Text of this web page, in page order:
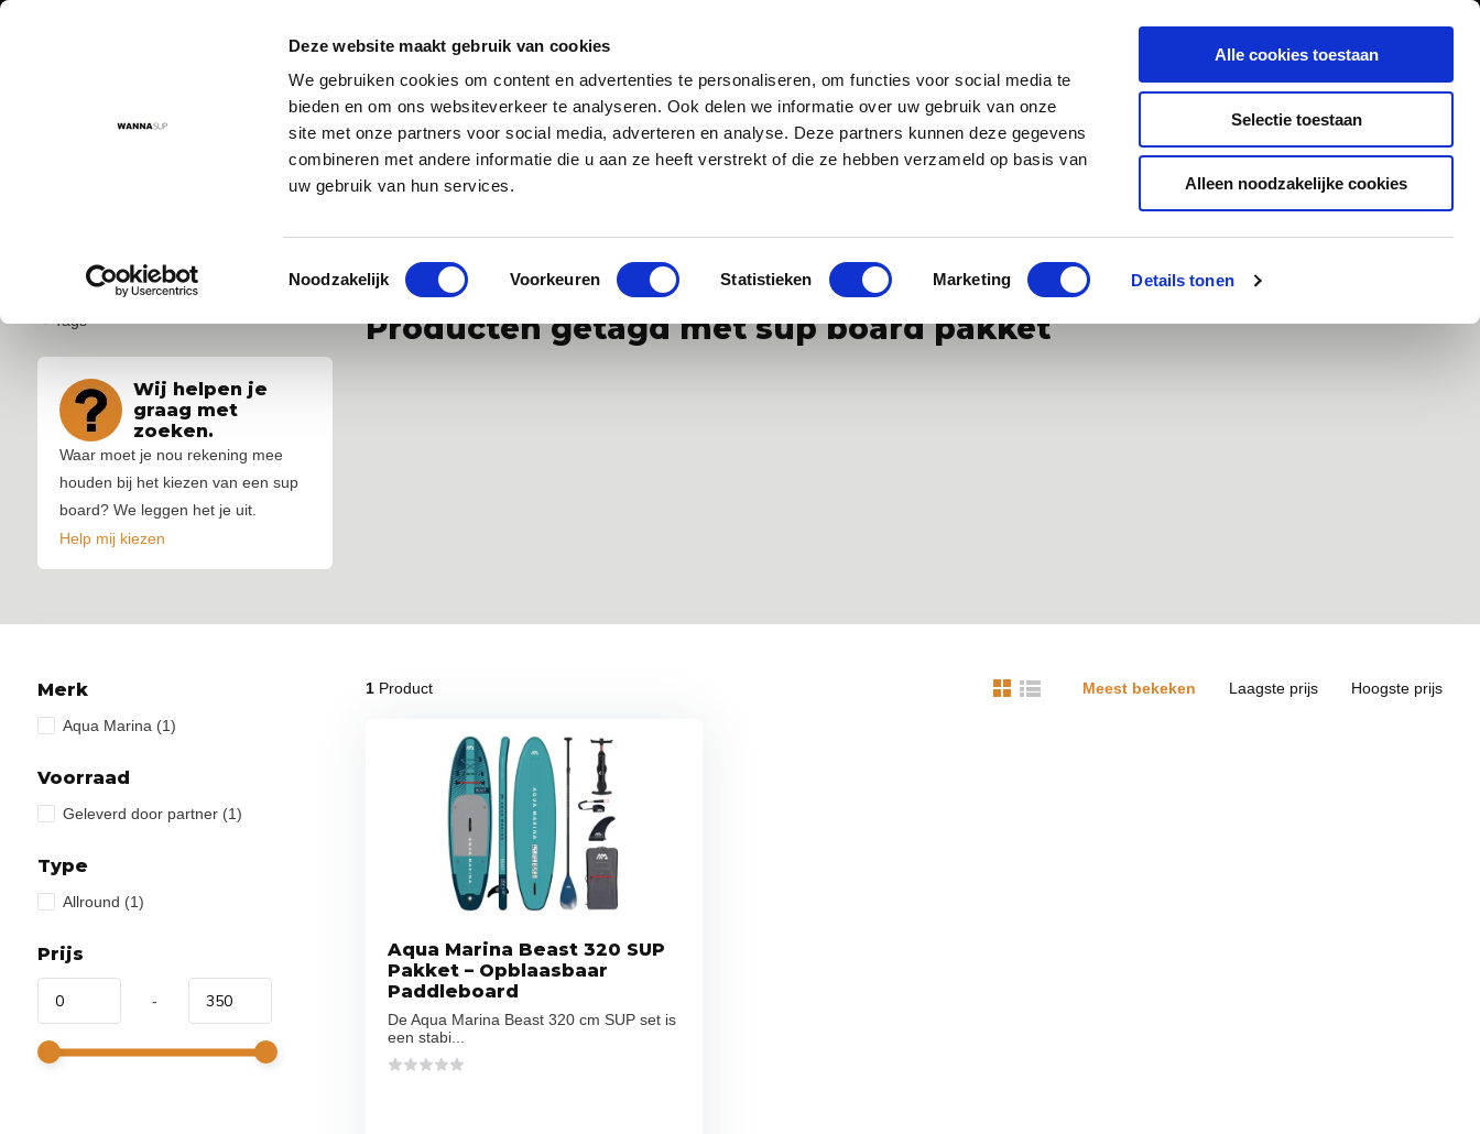
Deze website maakt gebruik van cookies
We gebruiken cookies om content en advertenties te personaliseren, om functies voor social media te
bieden en om ons websiteverkeer te analyseren. Ook delen we informatie over uw gebruik van onze
site met onze partners voor social media, adverteren en analyse. Deze partners kunnen deze gegevens
combineren met andere informatie die u aan ze heeft verstrekt of die ze hebben verzameld op basis van
uw gebruik van hun services.
Toestemmingsselectie
Noodzakelijk Voorkeuren Statistieken Marketing Details tonen
Alle cookies toestaan
Selectie toestaan
Alleen noodzakelijke cookies
Inloggen
Instructievideo's Contact
Voor 17:00 besteld = morgen in huis! De nr. 1 SUP board specialist van Europa Klanten geven ons een 9,5/10
Tags
Wij helpen je
graag met
zoeken.
Waar moet je nou rekening mee
houden bij het kiezen van een sup
board? We leggen het je uit.
Help mij kiezen
Producten getagd met sup board pakket
Merk
Aqua Marina (1)
Voorraad
Geleverd door partner (1)
Type
Allround (1)
Prijs
-
1Product Meest bekeken Laagste prijs Hoogste prijs
Aqua Marina Beast 320 SUP
Pakket – Opblaasbaar
Paddleboard
De Aqua Marina Beast 320 cm SUP set is
een stabi...